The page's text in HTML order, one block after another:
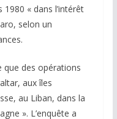
« dans l’intérêt
selon un
que des opérations
aux îles
au Liban, dans la
». L’enquête a